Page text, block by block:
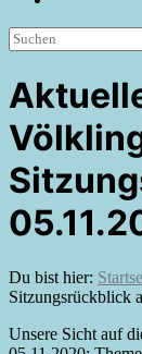
Du bist hier:
Sitzungsrückblick
Unsere Sicht auf